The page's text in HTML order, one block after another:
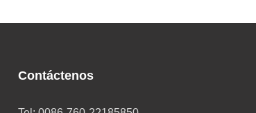
Contáctenos